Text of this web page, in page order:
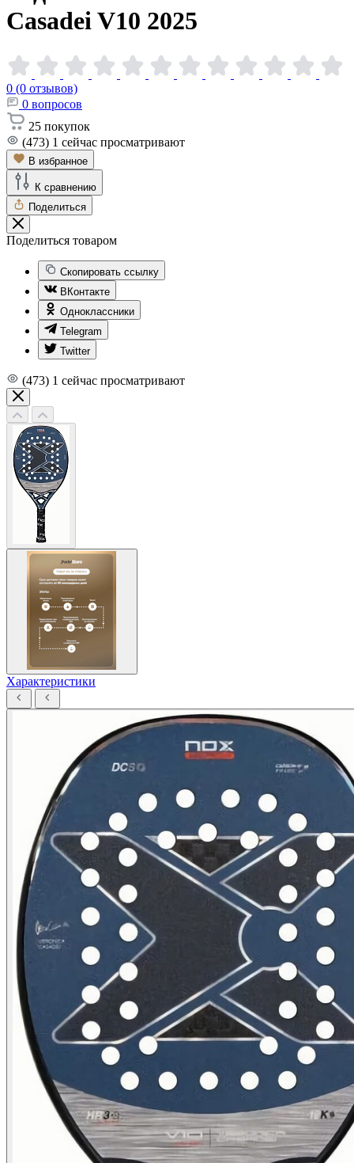
Casadei V10 2025
0 (0 отзывов)
0 вопросов
25 покупок
(473) 1 сейчас просматривают
В избранное
К сравнению
Поделиться
Поделиться товаром
Скопировать ссылку
ВКонтакте
Одноклассники
Telegram
Twitter
(473) 1 сейчас просматривают
Характеристики